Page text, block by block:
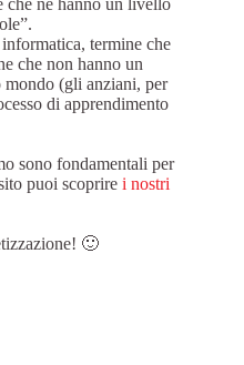
termine che
che non hanno un
mondo (gli anziani, per
di apprendimento
sono fondamentali per
puoi scoprire i nostri
🙂